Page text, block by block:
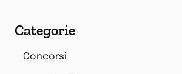
Categorie
Concorsi